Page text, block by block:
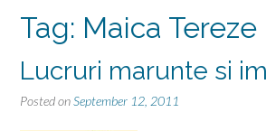
Tag: Maica Tereze
Lucruri marunte si
Posted onSeptember 12, 2011